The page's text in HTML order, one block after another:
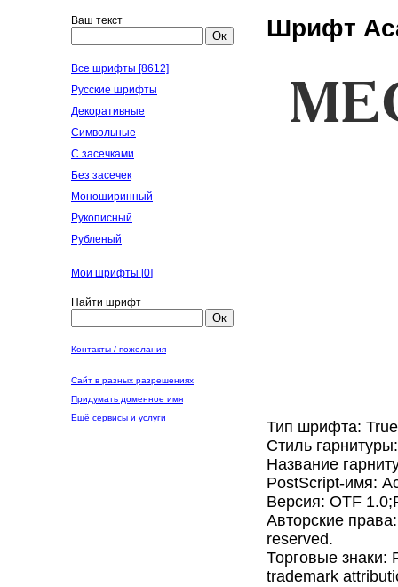
Ваш текст
Ок
Все шрифты [8612]
Русские шрифты
Декоративные
Символьные
С засечками
Без засечек
Моноширинный
Рукописный
Рубленый
Мои шрифты [0]
Найти шрифт
Ок
Контакты / пожелания
Сайт в разных разрешениях
Придумать доменное имя
Ещё сервисы и услуги
Шрифт
Тип шрифта:
Стиль
Название
PostScript-имя:
Версия: OTF
Авторские
reserved.
Торговые знаки:
trademark